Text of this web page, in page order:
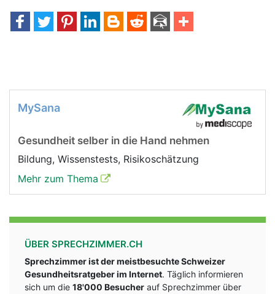
MySana
Gesundheit selber in die Hand nehmen
Bildung, Wissenstests, Risikoschätzung
Mehr zum Thema
ÜBER SPRECHZIMMER.CH
Sprechzimmer ist der meistbesuchte Schweizer
Gesundheitsratgeber im Internet. Täglich informieren
sich um die 18'000 Besucher auf Sprechzimmer über